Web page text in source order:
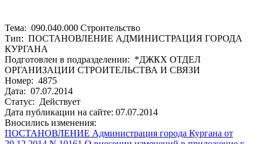
Тема: 090.040.000 Строительство
Тип: ПОСТАНОВЛЕНИЕ АДМИНИСТРАЦИЯ ГОРОДА
КУРГАНА
Подготовлен в подразделении: *ДЖКХ ОТДЕЛ
ОРГАНИЗАЦИИ СТРОИТЕЛЬСТВА И СВЯЗИ
Номер: 4875
Дата: 07.07.2014
Статус: Действует
Дата публикации на сайте: 07.07.2014
Вносились изменения:
ПОСТАНОВЛЕНИЕ Администрация города Кургана от